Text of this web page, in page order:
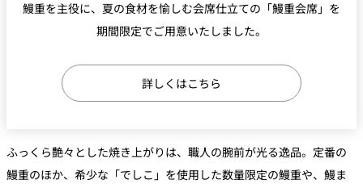
なだ万本店 山
茶花荘＜
SAZANKA-SO 天婦羅 ほり川 ＜RANSEN＞
岡半＜
久兵衛（ザ・
KYUBEY＞
デンタワー）
＜KYUBEY＞
つきじ鈴富＜
SUZUTOMI＞ ふみぜん
カフェ・ラウンジ
鰻重を主役に、夏の食材を愉しむ会席仕立ての「鰻重会席」 を
期間限定でご用意いたしました。
詳しくはこちら
ふっくら艶々とした焼き上がりは、職人の腕前が光る逸品。定番の
鰻重のほか、希少な「でしこ」を使用した数量限定の鰻重や、鰻ま